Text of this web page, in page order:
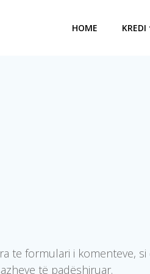
HOME KREDI
te formulari i komenteve,
të padëshiruar.